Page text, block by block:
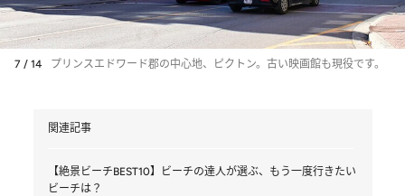
7 / 14 プリンスエドワード郡の中心地、ピクトン。古い映画館も現役です。
関連記事
【絶景ビーチBEST10】ビーチの達人が選ぶ、もう一度行きたい
ビーチは？